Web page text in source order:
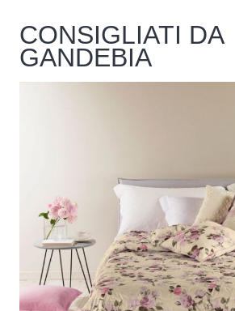
CONSIGLIATI DA
GANDEBIA